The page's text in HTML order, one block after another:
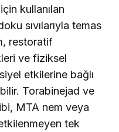
kullanılan
sıvılarıyla temas
restoratif
ve fiziksel
etkilerine bağlı
Torabinejad ve
MTA nem veya
tek